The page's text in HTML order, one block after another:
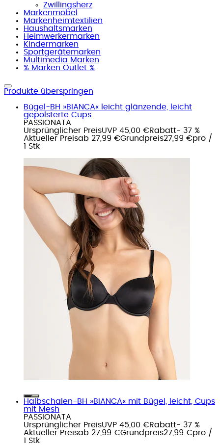
Zwillingsherz
Markenmöbel
Markenheimtextilien
Haushaltsmarken
Heimwerkermarken
Kindermarken
Sportgerätemarken
Multimedia Marken
% Marken Outlet %
Produkte überspringen
Bügel-BH »BIANCA« leicht glänzende, leicht
gepolsterte Cups
PASSIONATA
Ursprünglicher PreisUVP 45,00 €Rabatt- 37 %
Aktueller Preisab 27,99 €Grundpreis27,99 €pro /
1 Stk
Halbschalen-BH »BIANCA« mit Bügel, leicht, Cups
mit Mesh
PASSIONATA
Ursprünglicher PreisUVP 45,00 €Rabatt- 37 %
Aktueller Preisab 27,99 €Grundpreis27,99 €pro /
1 Stk